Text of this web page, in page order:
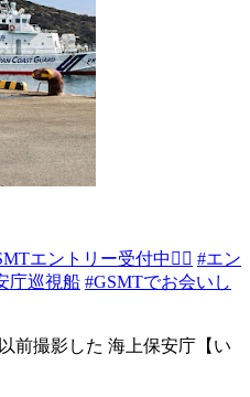
エントリー受付中💁‍♀️ #エン
庁巡視船 #GSMTでお会いし
前撮影した 海上保安庁【い